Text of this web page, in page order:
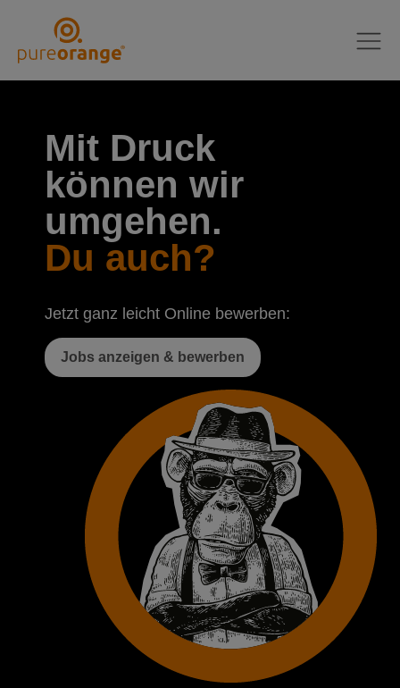
Mit Druck
können wir
umgehen.
Du auch?
Jetzt ganz leicht Online bewerben:
Jobs anzeigen & bewerben